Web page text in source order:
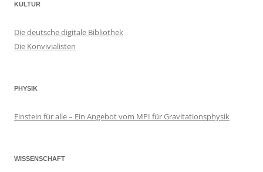
KULTUR
Die deutsche digitale Bibliothek
Die Konvivialisten
PHYSIK
Einstein für alle – Ein Angebot vom MPI für Gravitationsphysik
WISSENSCHAFT